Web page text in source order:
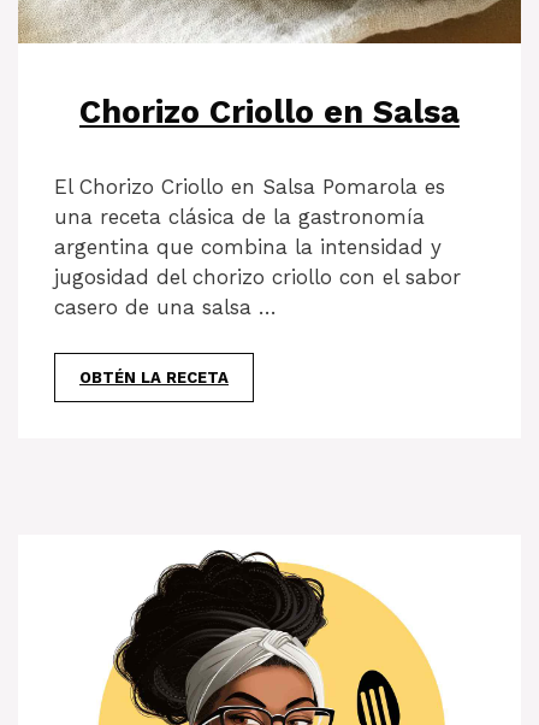
Chorizo Criollo en Salsa
El Chorizo Criollo en Salsa Pomarola es
una receta clásica de la gastronomía
argentina que combina la intensidad y
jugosidad del chorizo criollo con el sabor
casero de una salsa …
OBTÉN LA RECETA